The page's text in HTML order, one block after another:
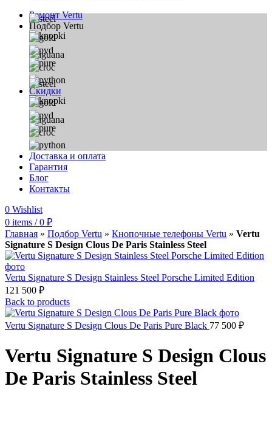
Ремонт Vertu
Подбор Vertu
Скидки
Доставка и оплата
Гарантия
Блог
Контакты
0 Wishlist
0 items / 0 ₽
Главная » Подбор Vertu » Кнопочные телефоны Vertu » Vertu
Signature S Design Clous De Paris Stainless Steel
Vertu Signature S Design Stainless Steel Porsche Limited Edition
121 500 ₽
Back to products
Vertu Signature S Design Clous De Paris Pure Black 77 500 ₽
Vertu Signature S Design Clous
De Paris Stainless Steel